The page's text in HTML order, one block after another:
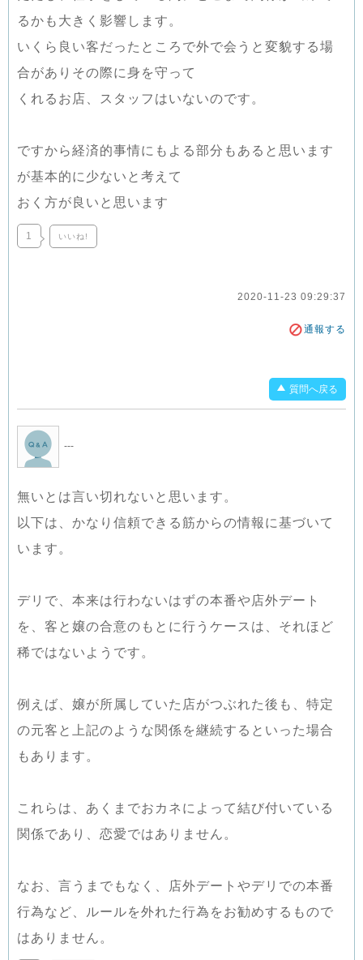
るかも大きく影響します。
いくら良い客だったところで外で会うと変貌する場
合がありその際に身を守って
くれるお店、スタッフはいないのです。
ですから経済的事情にもよる部分もあると思います
が基本的に少ないと考えて
おく方が良いと思います
1 いいね!
2020-11-23 09:29:37
通報する
質問へ戻る
---
無いとは言い切れないと思います。
以下は、かなり信頼できる筋からの情報に基づいて
います。
デリで、本来は行わないはずの本番や店外デート
を、客と嬢の合意のもとに行うケースは、それほど
稀ではないようです。
例えば、嬢が所属していた店がつぶれた後も、特定
の元客と上記のような関係を継続するといった場合
もあります。
これらは、あくまでおカネによって結び付いている
関係であり、恋愛ではありません。
なお、言うまでもなく、店外デートやデリでの本番
行為など、ルールを外れた行為をお勧めするもので
はありません。